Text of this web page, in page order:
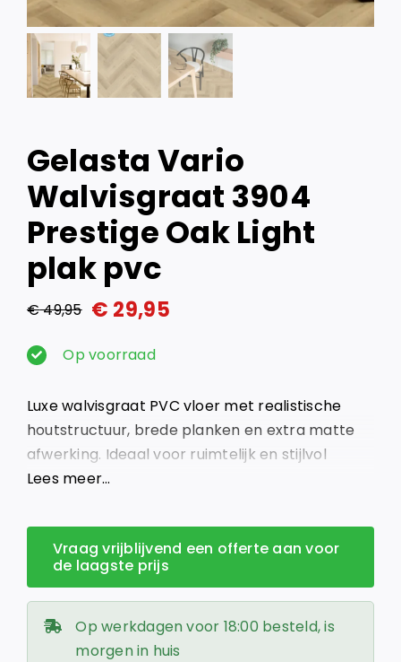
Gelasta Vario
Walvisgraat 3904
Prestige Oak Light
plak pvc
€49,95
Oorspronkelijke
prijs
€ 49,95.
€ 29,95
Huidige
prijs
€ 29,95.
Op voorraad
Luxe walvisgraat PVC vloer met realistische
houtstructuur, brede planken en extra matte
afwerking. Ideaal voor ruimtelijk en stijlvol
wonen.
Lees meer…
Vraag vrijblijvend een offerte aan voor
de laagste prijs
Op werkdagen voor 18:00 besteld, is
morgen in huis